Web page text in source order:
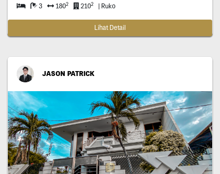
3 1802 2102 | Ruko
Lihat Detail
JASON PATRICK